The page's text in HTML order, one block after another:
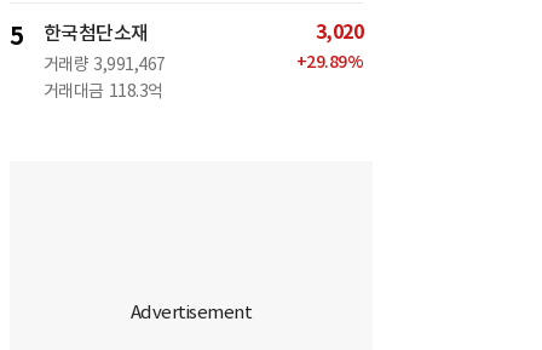
5 한국첨단소재
거래량 3,991,467
거래대금 118.3억
3,020
+29.89%